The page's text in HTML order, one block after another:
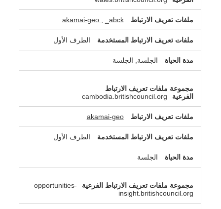
akamai-geo _abck
الطرف الأول
الجلسة, الجلسة
cambodia.britishcouncil.org
akamai-geo
الطرف الأول
الجلسة
opportunities-
insight.britishcouncil.org